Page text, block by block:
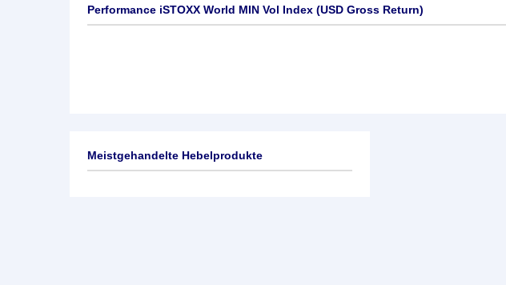
Performance iSTOXX World MIN Vol Index (USD Gross Return)
Meistgehandelte Hebelprodukte